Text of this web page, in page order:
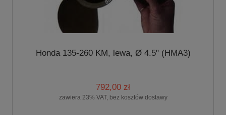
Honda 135-260 KM, lewa, Ø 4.5" (HMA3)
792,00 zł
zawiera 23% VAT, bez kosztów dostawy